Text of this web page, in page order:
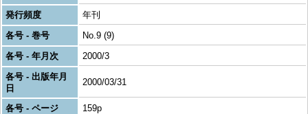
発行頻度
年刊
各号 - 巻号
No.9 (9)
各号 - 年月次
2000/3
各号 - 出版年月
日
2000/03/31
各号 - ページ
159p